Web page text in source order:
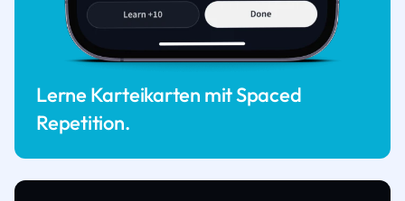
Lerne Karteikarten mit Spaced
Repetition.